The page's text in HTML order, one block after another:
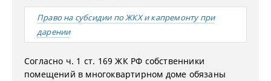
Право на субсидии по ЖКХ и капремонту при
дарении
Согласно ч. 1 ст. 169 ЖК РФ собственники
помещений в многоквартирном доме обязаны